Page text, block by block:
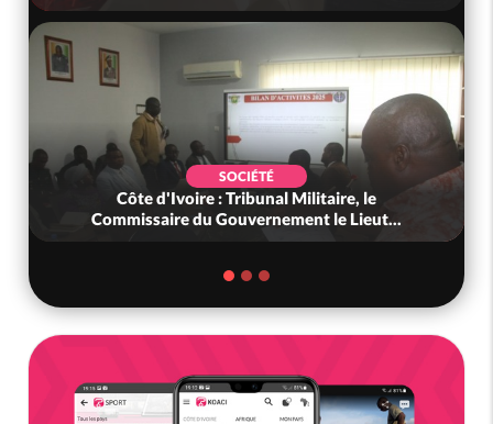
SOCIÉTÉ
Côte d'Ivoire : Tribunal Militaire, le
Commissaire du Gouvernement le Lieut...